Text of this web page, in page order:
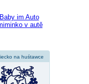
im Auto
v autě
na huśtawce